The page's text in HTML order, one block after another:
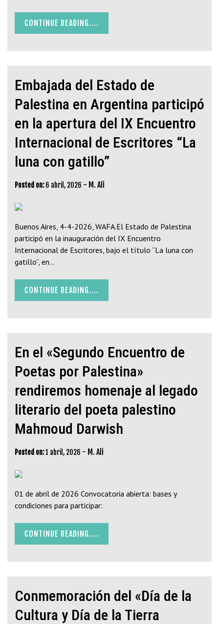
CONTINUE READING....
Embajada del Estado de
Palestina en Argentina participó
en la apertura del IX Encuentro
Internacional de Escritores “La
luna con gatillo”
Posted on: 6 abril, 2026 - M. Ali
Buenos Aires, 4-4-2026, WAFA.El Estado de Palestina
participó en la inauguración del IX Encuentro
Internacional de Escritores, bajo el título “La luna con
gatillo”, en…
CONTINUE READING....
En el «Segundo Encuentro de
Poetas por Palestina»
rendiremos homenaje al legado
literario del poeta palestino
Mahmoud Darwish
Posted on:1 abril, 2026 - M. Ali
01 de abril de 2026 Convocatoria abierta: bases y
condiciones para participar:
CONTINUE READING....
Conmemoración del «Día de la
Cultura y Día de la Tierra